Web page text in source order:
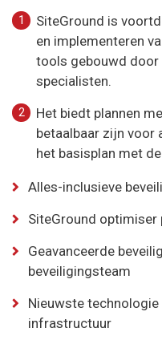
SiteGround is
en implementeren
tools gebouwd door
specialisten.
Het biedt plannen
betaalbaar zijn voor
het basisplan met
Alles-inclusieve
SiteGround optimiser
Geavanceerde
beveiligingsteam
Nieuwste technologie
infrastructuur